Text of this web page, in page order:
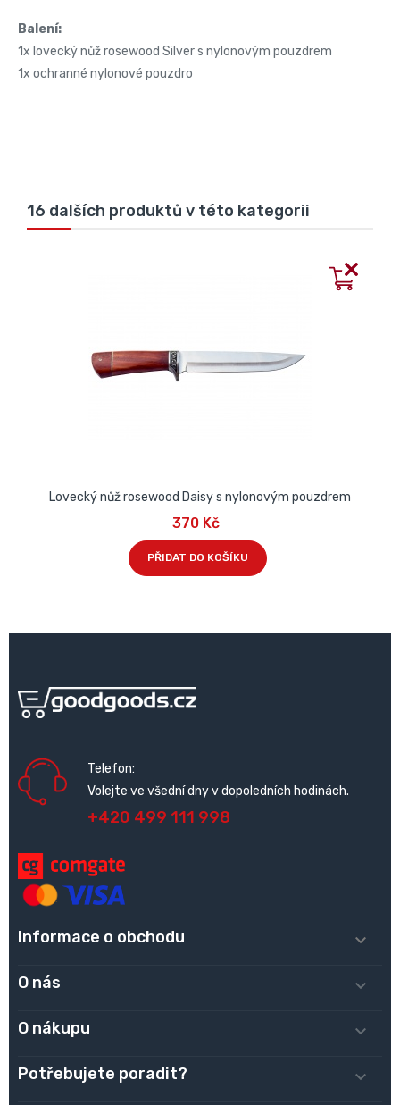
Balení:
1x lovecký nůž rosewood Silver s nylonovým pouzdrem
1x ochranné nylonové pouzdro
16 dalších produktů v této kategorii
Lovecký nůž rosewood Daisy s nylonovým pouzdrem
370 Kč
PŘIDAT DO KOŠÍKU
Telefon:
Volejte ve všední dny v dopoledních hodinách.
+420 499 111 998
Informace o obchodu 
O nás 
O nákupu 
Potřebujete poradit? 